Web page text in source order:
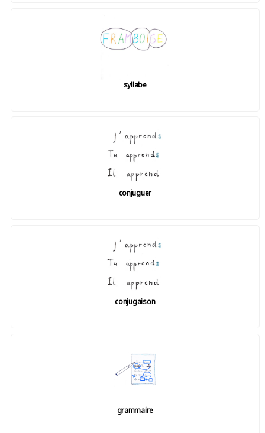
syllabe
conjuguer
conjugaison
grammaire